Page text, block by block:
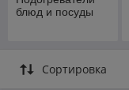
блюд и посуды
Сортировка